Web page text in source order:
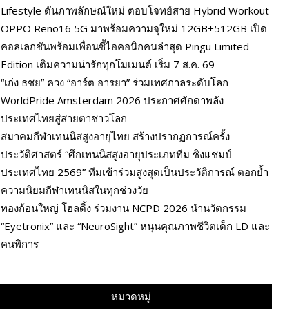
Lifestyle ดันภาพลักษณ์ใหม่ ตอบโจทย์สาย Hybrid Workout
OPPO Reno16 5G มาพร้อมความจุใหม่ 12GB+512GB เปิด
คอลเลกชันพร้อมเพื่อนซี้ไอคอนิกคนล่าสุด Pingu Limited
Edition เติมความน่ารักทุกโมเมนต์ เริ่ม 7 ส.ค. 69
“เก่ง ธชย” ควง “อาร์ต อารยา” ร่วมเทศกาลระดับโลก
WorldPride Amsterdam 2026 ประกาศศักดาพลัง
ประเทศไทยสู่สายตาชาวโลก
สมาคมกีฬาเทนนิสสูงอายุไทย สร้างปรากฏการณ์ครั้ง
ประวัติศาสตร์ “ศึกเทนนิสสูงอายุประเภททีม ชิงแชมป์
ประเทศไทย 2569” ทีมเข้าร่วมสูงสุดเป็นประวัติการณ์ ตอกย้ำ
ความนิยมกีฬาเทนนิสในทุกช่วงวัย
ทองก้อนใหญ่ โฮลดิ้ง ร่วมงาน NCPD 2026 นำนวัตกรรม
“Eyetronix” และ “NeuroSight” หนุนคุณภาพชีวิตเด็ก LD และ
คนพิการ
หมวดหมู่